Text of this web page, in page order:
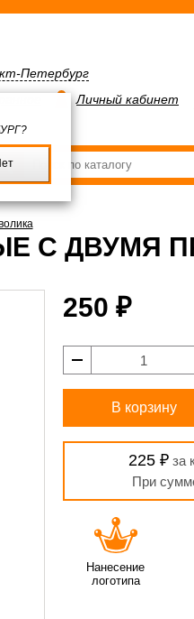
Петербург
Личный кабинет
С ДВУМЯ
250 ₽
В корзину
225 ₽за
При
Нанесение
логотипа